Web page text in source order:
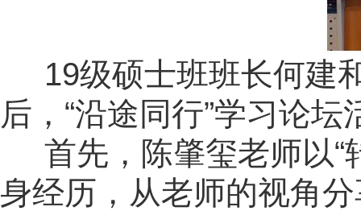
19级硕士班班长何建
后， “沿途同行”学习论坛
首先，陈肇玺老师以“
身经历，从老师的视角